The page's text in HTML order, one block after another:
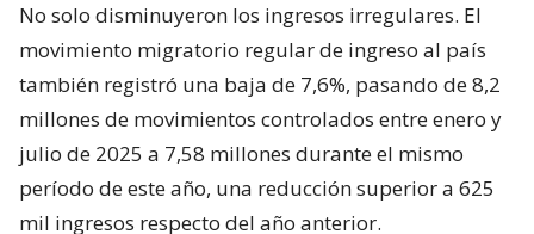
No solo disminuyeron los ingresos irregulares. El
movimiento migratorio regular de ingreso al país
también registró una baja de 7,6%, pasando de 8,2
millones de movimientos controlados entre enero y
julio de 2025 a 7,58 millones durante el mismo
período de este año, una reducción superior a 625
mil ingresos respecto del año anterior.